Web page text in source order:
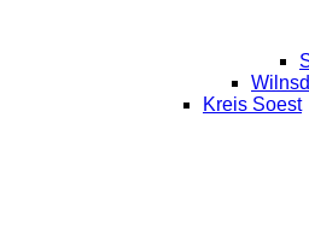
Kreis Soest